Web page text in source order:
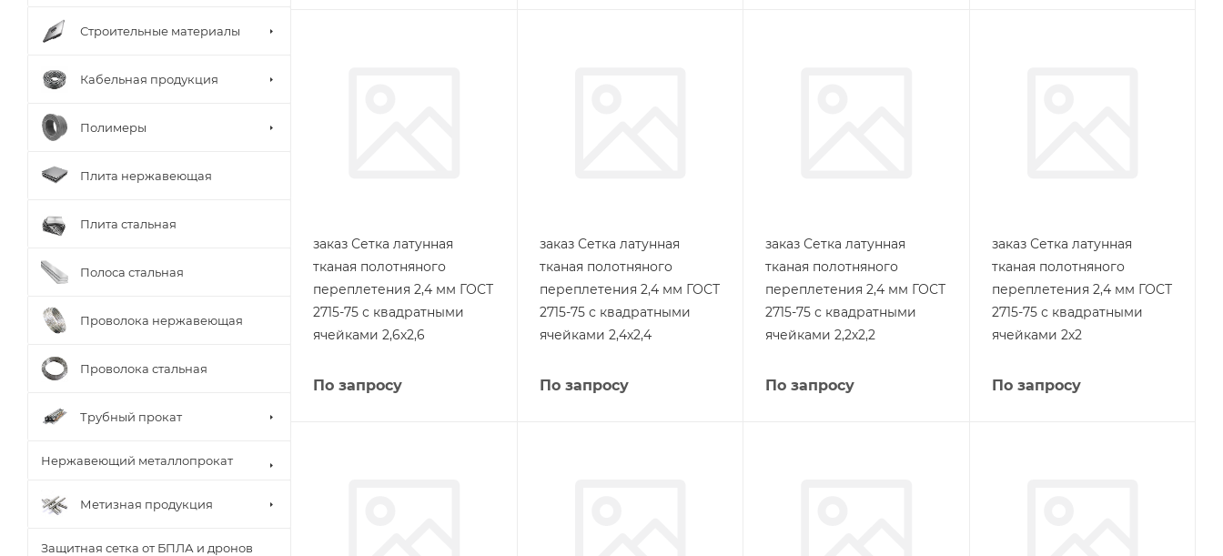
заказ Сетка латунная
тканая полотняного
переплетения 2,4 мм ГОСТ
2715-75 с квадратными
ячейками 2,6х2,6
По запросу
заказ Сетка латунная
тканая полотняного
переплетения 2,4 мм ГОСТ
2715-75 с квадратными
ячейками 2,4х2,4
По запросу
заказ Сетка латунная
тканая полотняного
переплетения 2,4 мм ГОСТ
2715-75 с квадратными
ячейками 2,2х2,2
По запросу
заказ Сетка латунная
тканая полотняного
переплетения 2,4 мм ГОСТ
2715-75 с квадратными
ячейками 2х2
По запросу
Строительные материалы
Кабельная продукция
Полимеры
Плита нержавеющая
Плита стальная
Полоса стальная
Проволока нержавеющая
Проволока стальная
Трубный прокат
Нержавеющий металлопрокат
Метизная продукция
Защитная сетка от БПЛА и дронов